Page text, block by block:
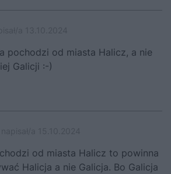
pochodzi od miasta Halicz, a nie
Galicji :-)
od miasta Halicz to powinna
Halicja a nie Galicja. Bo Galicja